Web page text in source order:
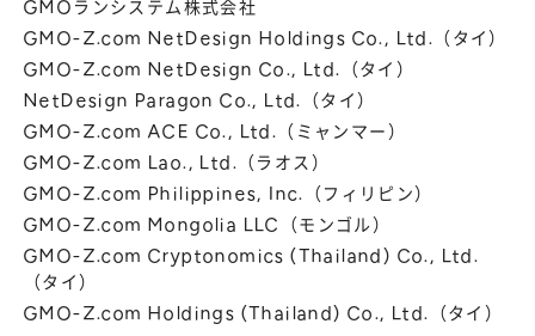
GMOランシステム株式会社
GMO-Z.com NetDesign Holdings Co., Ltd.（タイ）
GMO-Z.com NetDesign Co., Ltd.（タイ）
NetDesign Paragon Co., Ltd.（タイ）
GMO-Z.com ACE Co., Ltd.（ミャンマー）
GMO-Z.com Lao., Ltd.（ラオス）
GMO-Z.com Philippines, Inc.（フィリピン）
GMO-Z.com Mongolia LLC（モンゴル）
GMO-Z.com Cryptonomics (Thailand) Co., Ltd.
（タイ）
GMO-Z.com Holdings (Thailand) Co., Ltd.（タイ）